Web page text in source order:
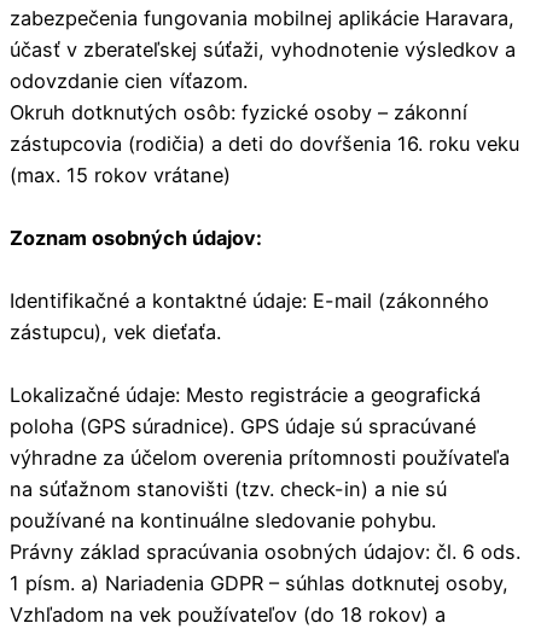
zabezpečenia fungovania mobilnej aplikácie Haravara,
účasť v zberateľskej súťaži, vyhodnotenie výsledkov a
odovzdanie cien víťazom.
Okruh dotknutých osôb: fyzické osoby – zákonní
zástupcovia (rodičia) a deti do dovŕšenia 16. roku veku
(max. 15 rokov vrátane)
Zoznam osobných údajov:
Identifikačné a kontaktné údaje: E-mail (zákonného
zástupcu), vek dieťaťa.
Lokalizačné údaje: Mesto registrácie a geografická
poloha (GPS súradnice). GPS údaje sú spracúvané
výhradne za účelom overenia prítomnosti používateľa
na súťažnom stanovišti (tzv. check-in) a nie sú
používané na kontinuálne sledovanie pohybu.
Právny základ spracúvania osobných údajov: čl. 6 ods.
1 písm. a) Nariadenia GDPR – súhlas dotknutej osoby,
Vzhľadom na vek používateľov (do 18 rokov) a